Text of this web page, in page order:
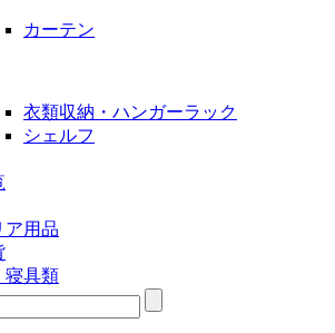
カーテン
衣類収納・ハンガーラック
シェルフ
ア用品
寝具類